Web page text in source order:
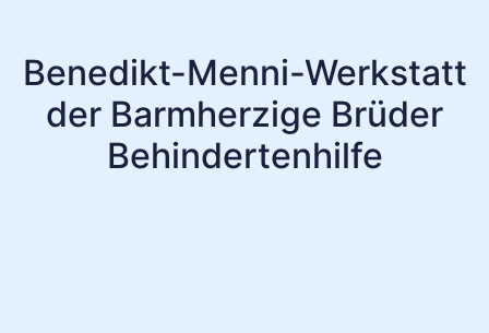
Benedikt-Menni-Werkstatt
der Barmherzige Brüder
Behindertenhilfe